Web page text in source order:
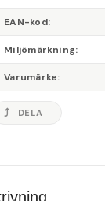
EAN-kod
Miljömärkning
Varumärke
DELA